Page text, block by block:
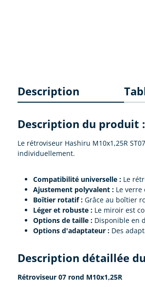
Description
Description du produit
Le rétroviseur Hashiru M10x1,25R
individuellement.
Compatibilité universelle : Le
Ajustement polyvalent : Le
Boîtier rotatif : Grâce au boîtier
Léger et robuste : Le miroir est
Options de taille : Disponible en
Options d'adaptateur : Des
Description détaillée
Rétroviseur 07 rond M10x1,25R